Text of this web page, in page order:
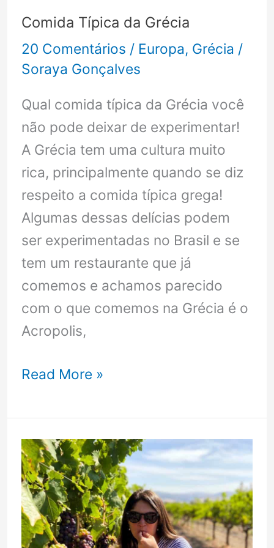
(literalmente)
Comida Típica da Grécia
20 Comentários / Europa, Grécia /
Soraya Gonçalves
Qual comida típica da Grécia você
não pode deixar de experimentar!
A Grécia tem uma cultura muito
rica, principalmente quando se diz
respeito a comida típica grega!
Algumas dessas delícias podem
ser experimentadas no Brasil e se
tem um restaurante que já
comemos e achamos parecido
com o que comemos na Grécia é o
Acropolis,
Comida
da
Grécia
Read More »